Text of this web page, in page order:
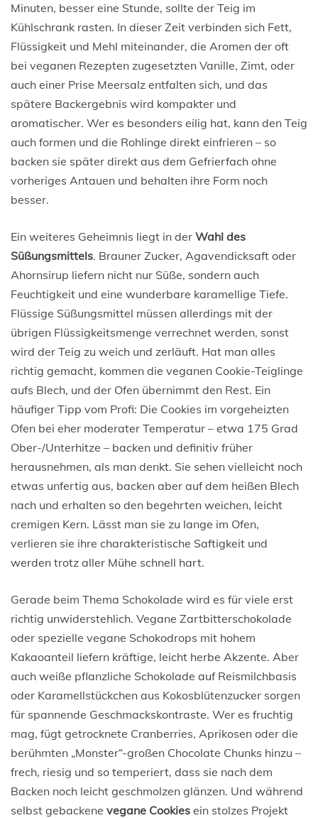
Minuten, besser eine Stunde, sollte der Teig im
Kühlschrank rasten. In dieser Zeit verbinden sich Fett,
Flüssigkeit und Mehl miteinander, die Aromen der oft
bei veganen Rezepten zugesetzten Vanille, Zimt, oder
auch einer Prise Meersalz entfalten sich, und das
spätere Backergebnis wird kompakter und
aromatischer. Wer es besonders eilig hat, kann den Teig
auch formen und die Rohlinge direkt einfrieren – so
backen sie später direkt aus dem Gefrierfach ohne
vorheriges Antauen und behalten ihre Form noch
besser.
Ein weiteres Geheimnis liegt in der Wahl des
Süßungsmittels. Brauner Zucker, Agavendicksaft oder
Ahornsirup liefern nicht nur Süße, sondern auch
Feuchtigkeit und eine wunderbare karamellige Tiefe.
Flüssige Süßungsmittel müssen allerdings mit der
übrigen Flüssigkeitsmenge verrechnet werden, sonst
wird der Teig zu weich und zerläuft. Hat man alles
richtig gemacht, kommen die veganen Cookie-Teiglinge
aufs Blech, und der Ofen übernimmt den Rest. Ein
häufiger Tipp vom Profi: Die Cookies im vorgeheizten
Ofen bei eher moderater Temperatur – etwa 175 Grad
Ober-/Unterhitze – backen und definitiv früher
herausnehmen, als man denkt. Sie sehen vielleicht noch
etwas unfertig aus, backen aber auf dem heißen Blech
nach und erhalten so den begehrten weichen, leicht
cremigen Kern. Lässt man sie zu lange im Ofen,
verlieren sie ihre charakteristische Saftigkeit und
werden trotz aller Mühe schnell hart.
Gerade beim Thema Schokolade wird es für viele erst
richtig unwiderstehlich. Vegane Zartbitterschokolade
oder spezielle vegane Schokodrops mit hohem
Kakaoanteil liefern kräftige, leicht herbe Akzente. Aber
auch weiße pflanzliche Schokolade auf Reismilchbasis
oder Karamellstückchen aus Kokosblütenzucker sorgen
für spannende Geschmackskontraste. Wer es fruchtig
mag, fügt getrocknete Cranberries, Aprikosen oder die
berühmten „Monster“-großen Chocolate Chunks hinzu –
frech, riesig und so temperiert, dass sie nach dem
Backen noch leicht geschmolzen glänzen. Und während
selbst gebackene vegane Cookies ein stolzes Projekt